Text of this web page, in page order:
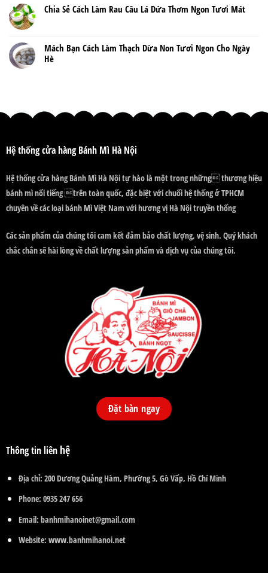
Chia Sẻ Cách Làm Rau Câu Lá Dứa Thơm Ngon Tươi Mát
Mách Bạn Cách Làm Thạch Dừa Non Tươi Ngon Cho Ngày
Hè
Hệ thống cửa hàng Bánh Mì Hà Nội
Hệ thống cửa hàng Bánh Mì Hà Nội tự hào là một trong những thương hiệu
bánh mì nổi tiếng trên toàn quốc, đặc biệt với chuổi hệ thống ở TPHCM
chuyên về các loại bánh Mì Việt Nam với hương vị Hà Nội truyền thống
Các sản phẩm của chúng tôi cam kết đảm bảo chất lượng, vệ sinh. Quý khách
chắc chắn sẽ hài lòng về chất lượng sản phẩm và dịch vụ của chúng tôi.
Đặt bàn ngay
Thông tin liên hệ
Địa chỉ: 200 Dương Quảng Hàm, Phường 5, Gò Vấp, Hồ Chí Minh
Phone: 0935 247 656
Email: banhmihanoinet@gmail.com
Website: www.banhmihanoi.net